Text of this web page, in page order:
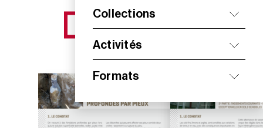
Collections
Activités
Formats
NOS NOUVEAUTÉS